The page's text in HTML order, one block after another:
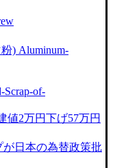
) Aluminum-
of-
値2万円下げ57万円
が日本の為替政策批